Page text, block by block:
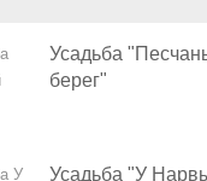
Усадьба
берег"
Усадьба "У